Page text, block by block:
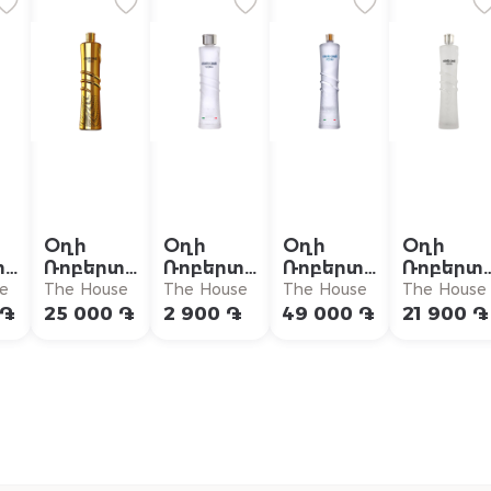
Օղի
Ռոբերտո
Կավալլի
գոլդեն
The House
25 000 ֏
Օղի
Ռոբերտո
Կավալլի
0.05լ
The House
2 900 ֏
Օղի
Ռոբերտո
Կավալլի
1.5լ
The House
49 000 ֏
Օղի
Կավալլի
0.7լ
The House
21 900 ֏